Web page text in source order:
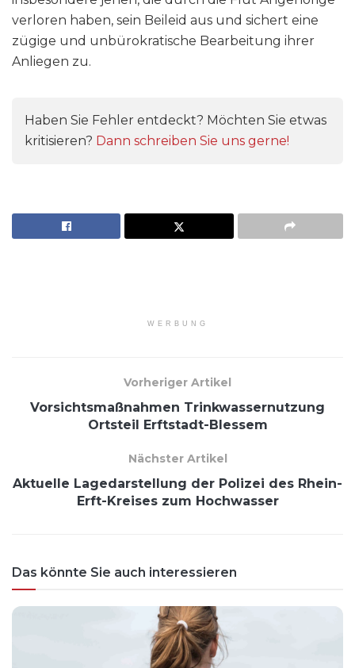
verloren haben, sein Beileid aus und sichert eine
zügige und unbürokratische Bearbeitung ihrer
Anliegen zu.
Haben Sie Fehler entdeckt? Möchten Sie etwas
kritisieren? Dann schreiben Sie uns gerne!
WERBUNG
Vorheriger Artikel
Vorsichtsmaßnahmen Trinkwassernutzung
Ortsteil Erftstadt-Blessem
Nächster Artikel
Aktuelle Lagedarstellung der Polizei des Rhein-
Erft-Kreises zum Hochwasser
Das könnte Sie auch interessieren